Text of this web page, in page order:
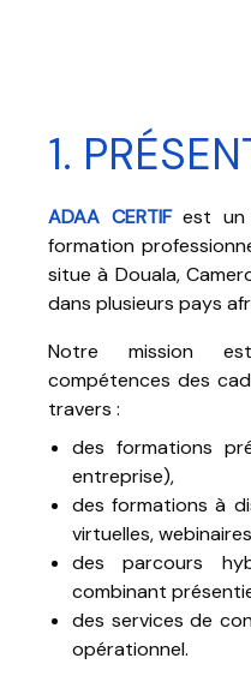
1.
ADAA CERTIFest un
formation
situe à Douala,
dans plusieurs pays
Notre mission
compétences des
travers :
des formations
entreprise),
des formations à
virtuelles,
des parcours
combinant
des services de
opérationnel.